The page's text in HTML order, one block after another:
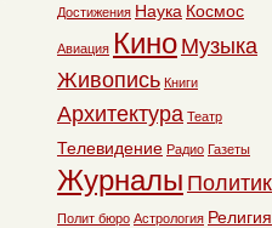
Достижения Наука Космос
Авиация Кино Музыка
Живопись Книги
Архитектура Театр
Телевидение Радио Газеты
Журналы
Полит бюро Астрология Религия